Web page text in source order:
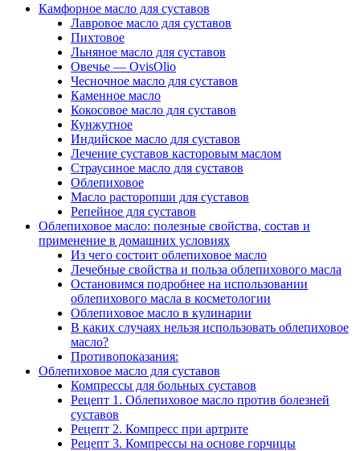
Камфорное масло для суставов
Лавровое масло для суставов
Пихтовое
Льняное масло для суставов
Овечье — OvisOliо
Чесночное масло для суставов
Каменное масло
Кокосовое масло для суставов
Кунжутное
Индийское масло для суставов
Лечение суставов касторовым маслом
Страусиное масло для суставов
Облепиховое
Масло расторопши для суставов
Репейное для суставов
Облепиховое масло: полезные свойства, состав и
применение в домашних условиях
Из чего состоит облепиховое масло
Лечебные свойства и польза облепихового масла
Остановимся подробнее на использовании
облепихового масла в косметологии
Облепиховое масло в кулинарии
В каких случаях нельзя использовать облепиховое
масло?
Противопоказания:
Облепиховое масло для суставов
Компрессы для больных суставов
Рецепт 1. Облепиховое масло против болезней
суставов
Рецепт 2. Компресс при артрите
Рецепт 3. Компрессы на основе горчицы